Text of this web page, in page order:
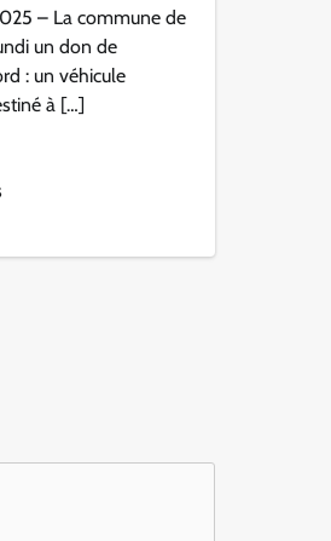
– La commune de
un don de
: un véhicule
à […]